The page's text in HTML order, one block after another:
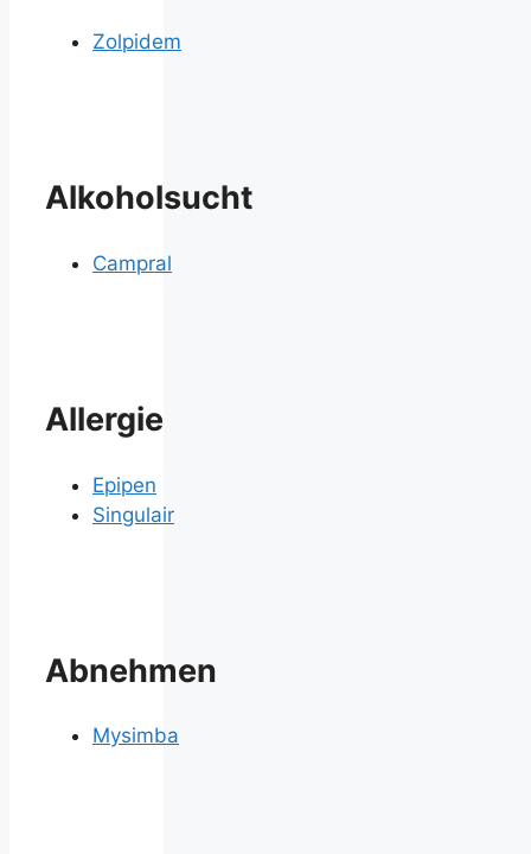
Zolpidem
Alkoholsucht
Campral
Allergie
Epipen
Singulair
Abnehmen
Mysimba